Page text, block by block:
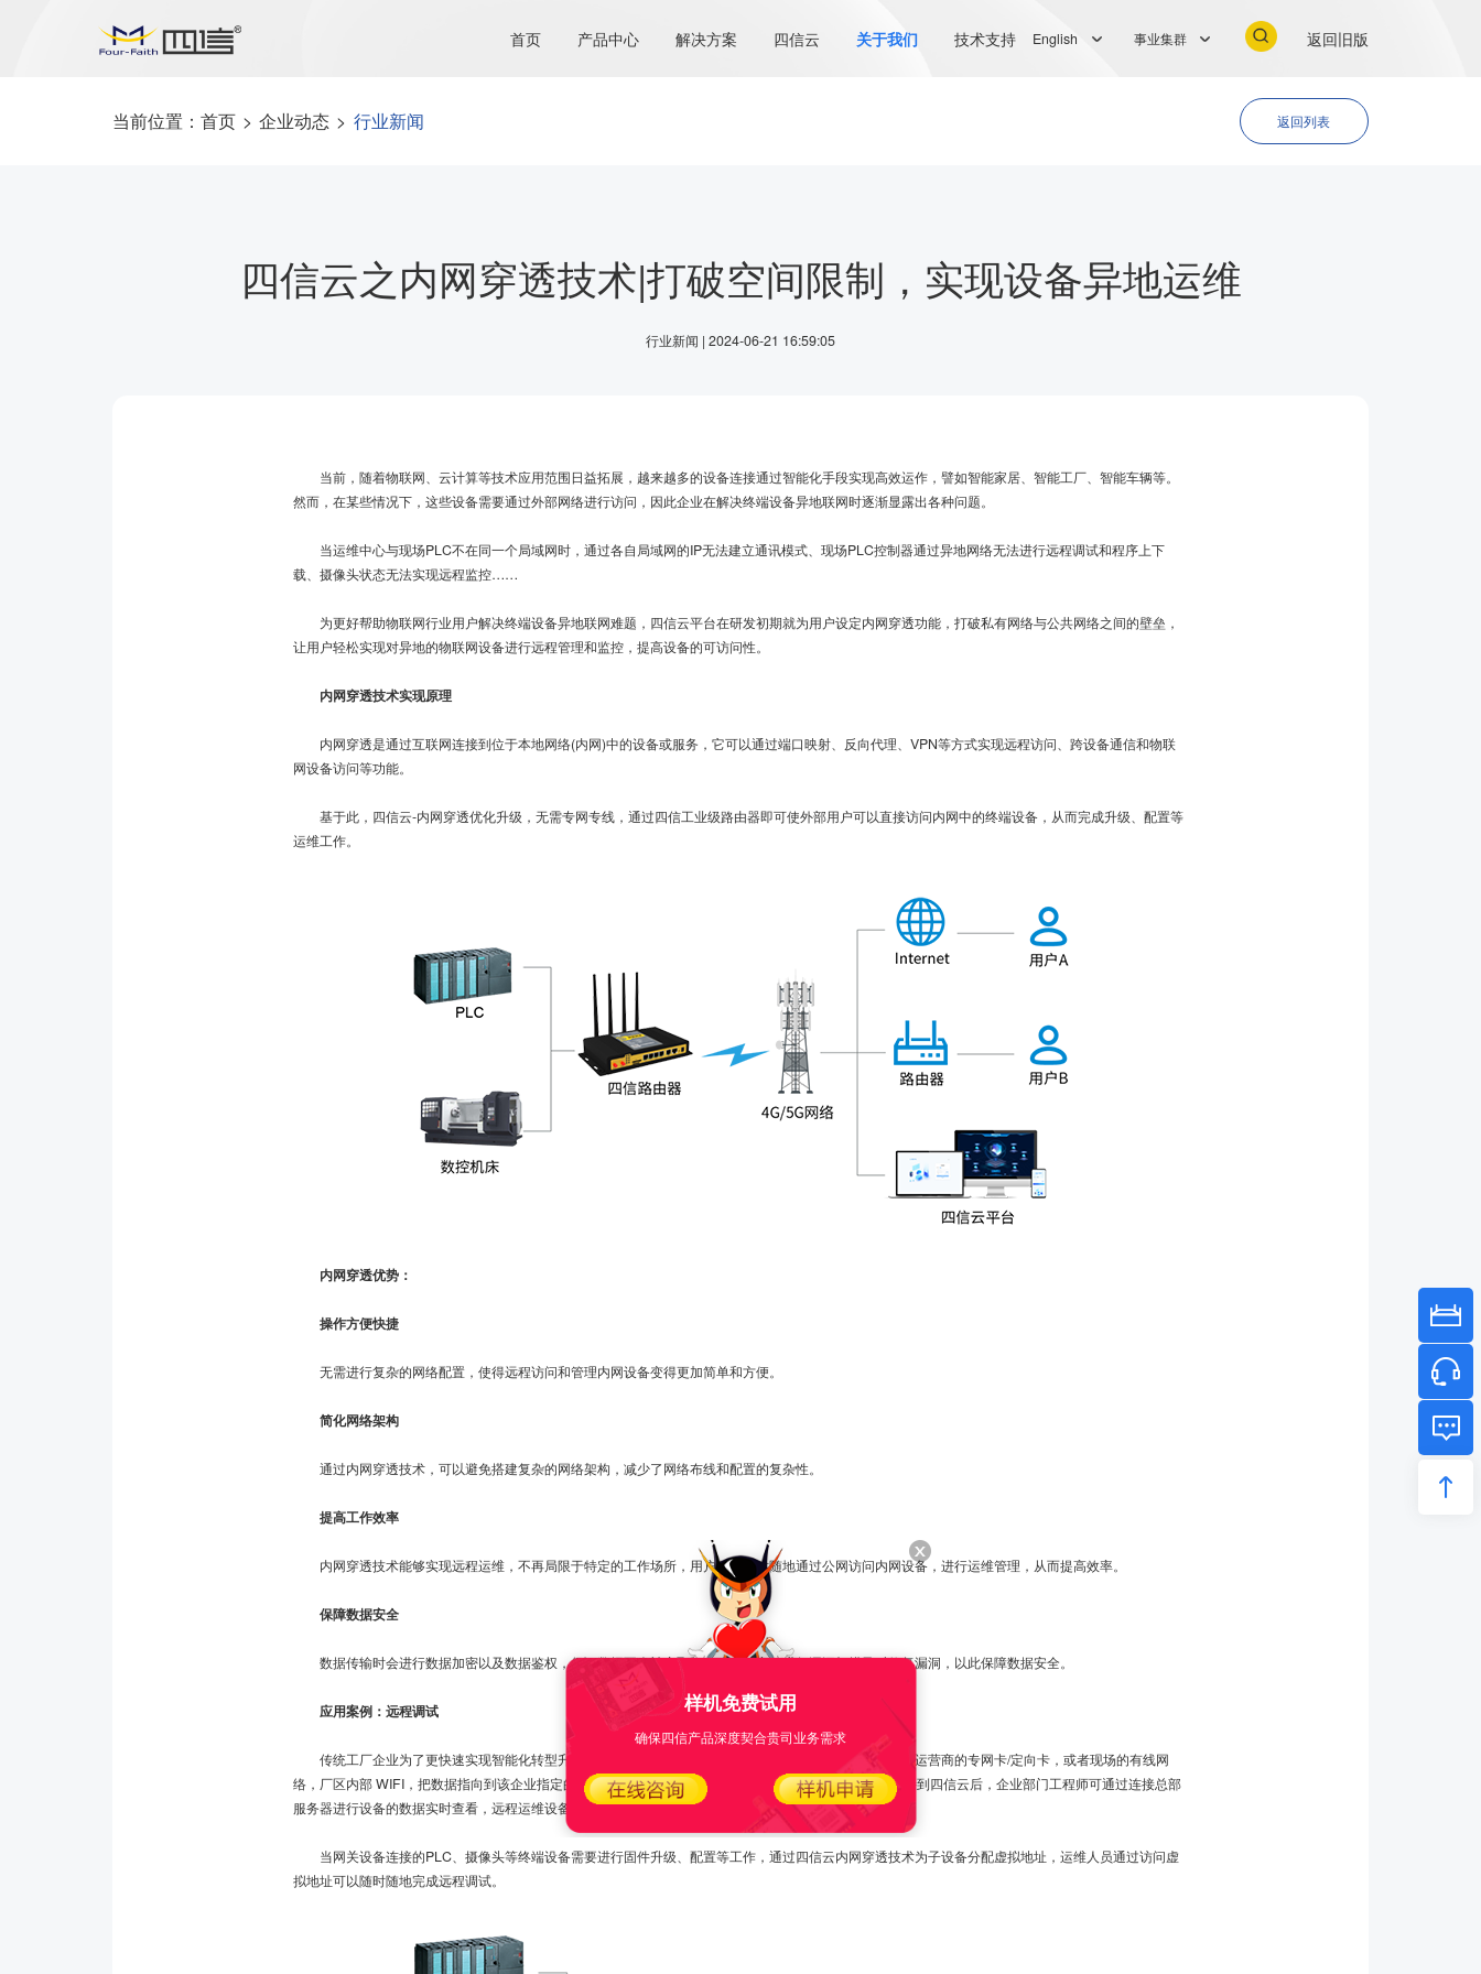
首页 产品中心 解决方案 四信云 关于我们 技术支持 English 事业集群 返回旧版
当前位置： 首页 > 企业动态 > 行业新闻 返回列表
四信云之内网穿透技术|打破空间限制，实现设备异地运维
行业新闻 | 2024-06-21 16:59:05
当前，随着物联网、云计算等技术应用范围日益拓展，越来越多的设备连接通过智能化手段实现高效运作，譬如智能家居、智能工厂、智能车辆等。
然而，在某些情况下，这些设备需要通过外部网络进行访问，因此企业在解决终端设备异地联网时逐渐显露出各种问题。
当运维中心与现场PLC不在同一个局域网时，通过各自局域网的IP无法建立通讯模式、现场PLC控制器通过异地网络无法进行远程调试和程序上下
载、摄像头状态无法实现远程监控……
为更好帮助物联网行业用户解决终端设备异地联网难题，四信云平台在研发初期就为用户设定内网穿透功能，打破私有网络与公共网络之间的壁垒，
让用户轻松实现对异地的物联网设备进行远程管理和监控，提高设备的可访问性。
内网穿透技术实现原理
内网穿透是通过互联网连接到位于本地网络(内网)中的设备或服务，它可以通过端口映射、反向代理、VPN等方式实现远程访问、跨设备通信和物联
网设备访问等功能。
基于此，四信云-内网穿透优化升级，无需专网专线，通过四信工业级路由器即可使外部用户可以直接访问内网中的终端设备，从而完成升级、配置等
运维工作。
内网穿透优势：
操作方便快捷
无需进行复杂的网络配置，使得远程访问和管理内网设备变得更加简单和方便。
简化网络架构
通过内网穿透技术，可以避免搭建复杂的网络架构，减少了网络布线和配置的复杂性。
提高工作效率
内网穿透技术能够实现远程运维，不再局限于特定的工作场所，用户可以随时随地通过公网访问内网设备，进行运维管理，从而提高效率。
保障数据安全
数据传输时会进行数据加密以及数据鉴权，保证数据不会被窃取和篡改，并定期进行漏洞扫描及时修复漏洞，以此保障数据安全。
应用案例：远程调试
传统工厂企业为了更快速实现智能化转型升级，通过在厂区内部部署四信云服务器，前端智能网关使用运营商的专网卡/定向卡，或者现场的有线网
络，厂区内部 WIFI，把数据指向到该企业指定的私网服务器;从而实现前端的 PLC 通过智能网关联网，连接到四信云后，企业部门工程师可通过连接总部
服务器进行设备的数据实时查看，远程运维设备。
当网关设备连接的PLC、摄像头等终端设备需要进行固件升级、配置等工作，通过四信云内网穿透技术为子设备分配虚拟地址，运维人员通过访问虚
拟地址可以随时随地完成远程调试。
样机免费试用
确保四信产品深度契合贵司业务需求